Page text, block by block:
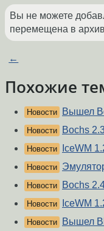
Вы не можете
перемещена в
←
Похожие
Новости Вышел
Новости Bochs
Новости IceWM
Новости
Новости Bochs
Новости IceWM
Новости Вышел